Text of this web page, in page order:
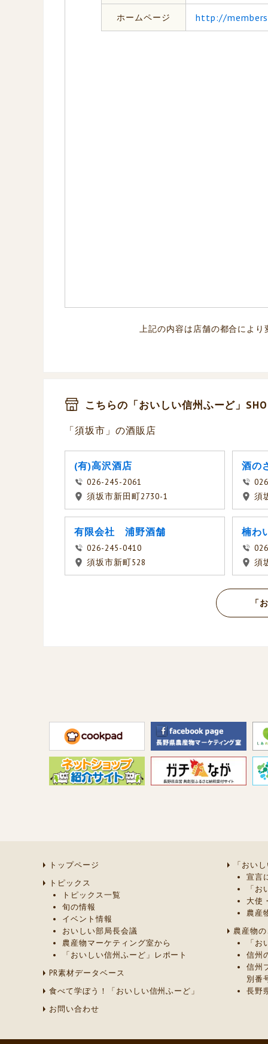
ホームページ http://
上記の内容は店舗の都合によ
こちらの「おいしい信州ふーど」
「須坂市」の酒販店
(有)高沢酒店
026-245-2061
須坂市新田町2730-1
酒の
須
有限会社 浦野酒舗
026-245-0410
須坂市新町528
楠わ
須
「
トップページ
トピックス
トピックス一覧
旬の情報
イベント情報
おいしい部局長会議
農産物マーケティング室から
「おいしい信州ふーど」レポート
PR素材データベース
食べて学ぼう！「おいしい信州ふーど」
お問い合わせ
「おい
宣言
「
大使
農産
農産物
「
信州
信州
別番
長野